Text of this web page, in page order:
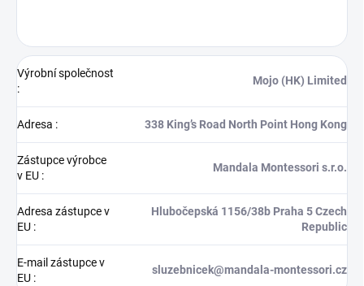
Výrobní společnost
:
Mojo (HK) Limited
Adresa : 338 King’s Road North Point Hong Kong
Zástupce výrobce
v EU :
Mandala Montessori s.r.o.
Adresa zástupce v
EU :
Hlubočepská 1156/38b Praha 5 Czech
Republic
E-mail zástupce v
EU :
sluzebnicek@mandala-montessori.cz